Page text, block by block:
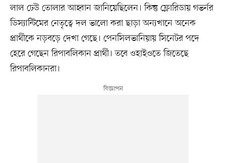
লাল ঢেউ তোলার আহ্বান জানিয়েছিলেন। কিন্তু ফ্লোরিডায় গভর্নর
ডিস্যান্টিমের নেতৃত্বে দল ভালো করা ছাড়া অন্যখানে অনেক
প্রার্থীকে নড়বড়ে দেখা গেছে। পেনসিলভানিয়ায় সিনেটর পদে
হেরে গেছেন রিপাবলিকান প্রার্থী। তবে ওহাইওতে জিতেছে
রিপাবলিকানরা।